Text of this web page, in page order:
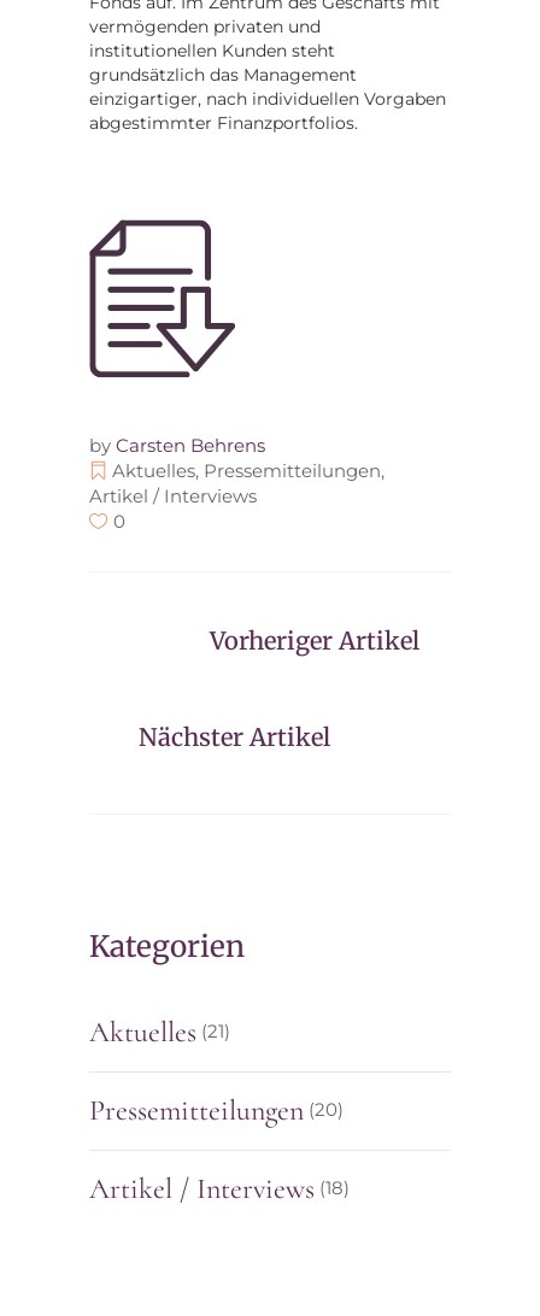
vermögenden privaten und
institutionellen Kunden steht
grundsätzlich das Management
einzigartiger, nach individuellen Vorgaben
abgestimmter Finanzportfolios.
by Carsten Behrens
Aktuelles, Pressemitteilungen,
Artikel / Interviews
0
Vorheriger Artikel
Nächster Artikel
Kategorien
Aktuelles (21)
Pressemitteilungen (20)
Artikel / Interviews (18)